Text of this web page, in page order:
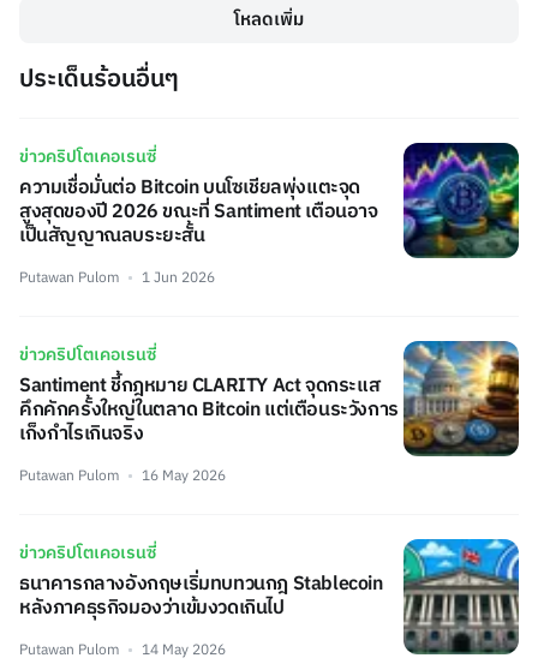
โหลดเพิ่ม
ประเด็นร้อนอื่นๆ
ข่าวคริปโตเคอเรนซี่
ความเชื่อมั่นต่อ Bitcoin บนโซเชียลพุ่งแตะจุด
สูงสุดของปี 2026 ขณะที่ Santiment เตือนอาจ
เป็นสัญญาณลบระยะสั้น
Putawan Pulom 1 Jun 2026
ข่าวคริปโตเคอเรนซี่
Santiment ชี้กฎหมาย CLARITY Act จุดกระแส
คึกคักครั้งใหญ่ในตลาด Bitcoin แต่เตือนระวังการ
เก็งกำไรเกินจริง
Putawan Pulom 16 May 2026
ข่าวคริปโตเคอเรนซี่
ธนาคารกลางอังกฤษเริ่มทบทวนกฎ Stablecoin
หลังภาคธุรกิจมองว่าเข้มงวดเกินไป
Putawan Pulom 14 May 2026